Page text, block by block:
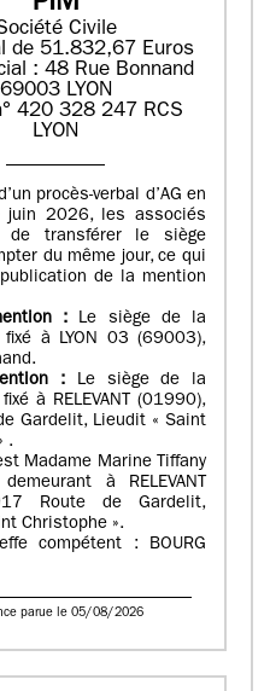
Civile
de 51.832,67 Euros
: 48 Rue Bonnand
69003 LYON
420 328 247 RCS
LYON
procès-verbal d’AG en
juin 2026, les associés
de transférer le siège
du même jour, ce qui
de la mention
: Le siège de la
à LYON 03 (69003),
:
Le siège de la
à RELEVANT (01990),
Gardelit, Lieudit « Saint
.
Madame Marine Tiffany
demeurant à RELEVANT
Route de Gardelit,
Christophe ».
compétent : BOURG
parue le 05/08/2026